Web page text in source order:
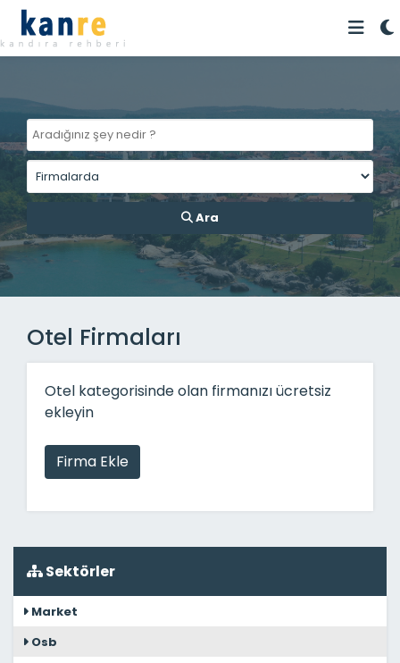
Ara
Sektörler
Market
Osb
Otel Firmaları
Otel kategorisinde olan firmanızı ücretsiz
ekleyin
Firma Ekle